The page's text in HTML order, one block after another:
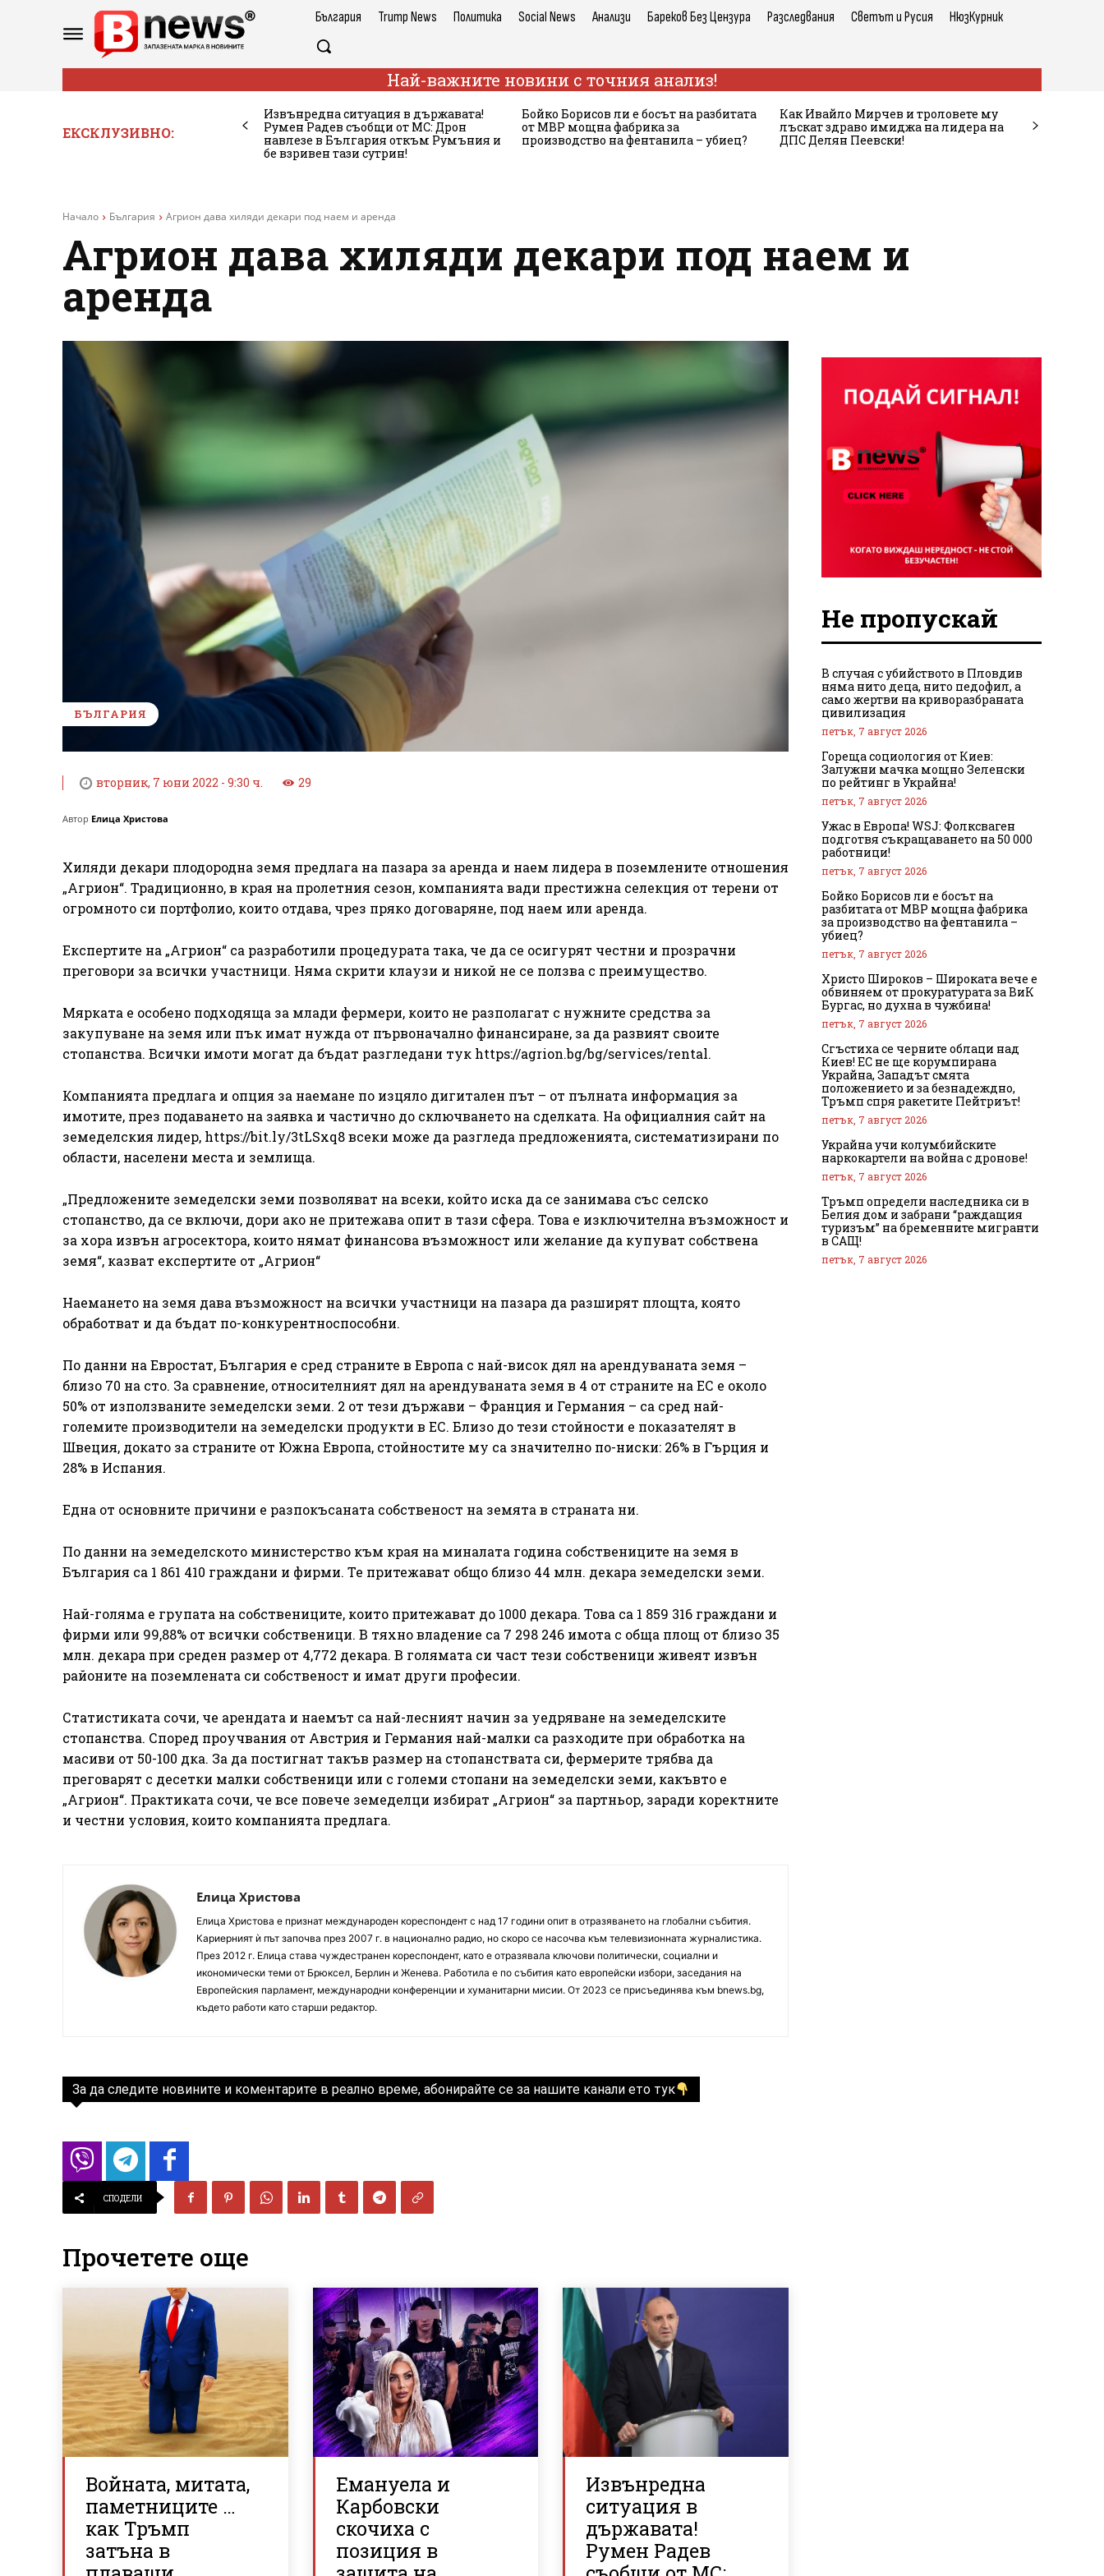
България Trump News Политика Social News Анализи Бареков Без Цензура Разследвания Светът и Русия НюзКурник
Най-важните новини с точния анализ!
ЕКСКЛУЗИВНО:
Извънредна ситуация в държавата!
Румен Радев съобщи от МС: Дрон
навлезе в България откъм Румъния и
бе взривен тази сутрин!
Бойко Борисов ли е босът на разбитата
от МВР мощна фабрика за
производство на фентанила – убиец?
Как Ивайло Мирчев и троловете му
лъскат здраво имиджа на лидера на
ДПС Делян Пеевски!
Начало България Агрион дава хиляди декари под наем и аренда
Агрион дава хиляди декари под наем и
аренда
БЪЛГАРИЯ
вторник, 7 юни 2022 - 9:30 ч. 29
Автор Елица Христова
Хиляди декари плодородна земя предлага на пазара за аренда и наем лидера в поземлените отношения
„Агрион“. Традиционно, в края на пролетния сезон, компанията вади престижна селекция от терени от
огромното си портфолио, които отдава, чрез пряко договаряне, под наем или аренда.
Експертите на „Агрион“ са разработили процедурата така, че да се осигурят честни и прозрачни
преговори за всички участници. Няма скрити клаузи и никой не се ползва с преимущество.
Мярката е особено подходяща за млади фермери, които не разполагат с нужните средства за
закупуване на земя или пък имат нужда от първоначално финансиране, за да развият своите
стопанства. Всички имоти могат да бъдат разгледани тук https://agrion.bg/bg/services/rental.
Компанията предлага и опция за наемане по изцяло дигитален път – от пълната информация за
имотите, през подаването на заявка и частично до сключването на сделката. На официалния сайт на
земеделския лидер, https://bit.ly/3tLSxq8 всеки може да разгледа предложенията, систематизирани по
области, населени места и землища.
„Предложените земеделски земи позволяват на всеки, който иска да се занимава със селско
стопанство, да се включи, дори ако не притежава опит в тази сфера. Това е изключителна възможност и
за хора извън агросектора, които нямат финансова възможност или желание да купуват собствена
земя“, казват експертите от „Агрион“
Наемането на земя дава възможност на всички участници на пазара да разширят площта, която
обработват и да бъдат по-конкурентноспособни.
По данни на Евростат, България е сред страните в Европа с най-висок дял на арендуваната земя –
близо 70 на сто. За сравнение, относителният дял на арендуваната земя в 4 от страните на ЕС е около
50% от използваните земеделски земи. 2 от тези държави – Франция и Германия – са сред най-
големите производители на земеделски продукти в ЕС. Близо до тези стойности е показателят в
Швеция, докато за страните от Южна Европа, стойностите му са значително по-ниски: 26% в Гърция и
28% в Испания.
Една от основните причини е разпокъсаната собственост на земята в страната ни.
По данни на земеделското министерство към края на миналата година собствениците на земя в
България са 1 861 410 граждани и фирми. Те притежават общо близо 44 млн. декара земеделски земи.
Най-голяма е групата на собствениците, които притежават до 1000 декара. Това са 1 859 316 граждани и
фирми или 99,88% от всички собственици. В тяхно владение са 7 298 246 имота с обща площ от близо 35
млн. декара при среден размер от 4,772 декара. В голямата си част тези собственици живеят извън
районите на поземлената си собственост и имат други професии.
Статистиката сочи, че арендата и наемът са най-лесният начин за уедряване на земеделските
стопанства. Според проучвания от Австрия и Германия най-малки са разходите при обработка на
масиви от 50-100 дка. За да постигнат такъв размер на стопанствата си, фермерите трябва да
преговарят с десетки малки собственици или с големи стопани на земеделски земи, какъвто е
„Агрион“. Практиката сочи, че все повече земеделци избират „Агрион“ за партньор, заради коректните
и честни условия, които компанията предлага.
Елица Христова
Елица Христова е признат международен кореспондент с над 17 години опит в отразяването на глобални събития.
Кариерният ѝ път започва през 2007 г. в национално радио, но скоро се насочва към телевизионната журналистика.
През 2012 г. Елица става чуждестранен кореспондент, като е отразявала ключови политически, социални и
икономически теми от Брюксел, Берлин и Женева. Работила е по събития като европейски избори, заседания на
Европейския парламент, международни конференции и хуманитарни мисии. От 2023 се присъединява към bnews.bg,
където работи като старши редактор.
За да следите новините и коментарите в реално време, абонирайте се за нашите канали ето тук
СПОДЕЛИ
Прочетете още
Войната, митата,
паметниците …
как Тръмп
затъна в
Емануела и
Карбовски
скочиха с
позиция в
Извънредна
ситуация в
държавата!
Румен Радев
Не пропускай
В случая с убийството в Пловдив
няма нито деца, нито педофил, а
само жертви на криворазбраната
цивилизация
петък, 7 август 2026
Гореща социология от Киев:
Залужни мачка мощно Зеленски
по рейтинг в Украйна!
петък, 7 август 2026
Ужас в Европа! WSJ: Фолксваген
подготвя съкращаването на 50 000
работници!
петък, 7 август 2026
Бойко Борисов ли е босът на
разбитата от МВР мощна фабрика
за производство на фентанила –
убиец?
петък, 7 август 2026
Христо Широков – Широката вече е
обвиняем от прокуратурата за ВиК
Бургас, но духна в чужбина!
петък, 7 август 2026
Сгъстиха се черните облаци над
Киев! ЕС не ще корумпирана
Украйна, Западът смята
положението и за безнадеждно,
Тръмп спря ракетите Пейтриът!
петък, 7 август 2026
Украйна учи колумбийските
наркокартели на война с дронове!
петък, 7 август 2026
Тръмп определи наследника си в
Белия дом и забрани “раждащия
туризъм” на бременните мигранти
в САЩ!
петък, 7 август 2026